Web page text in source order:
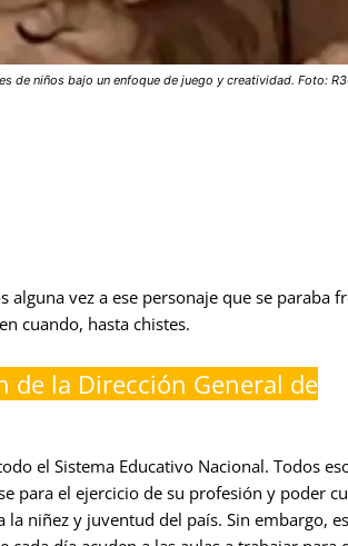
de niños bajo un enfoque de juego y creatividad. Foto:
vez a ese personaje que se paraba
cuando, hasta chistes.
de la Dirección General de
el Sistema Educativo Nacional. Todos
para el ejercicio de su profesión y poder
niñez y juventud del país. Sin embargo, es